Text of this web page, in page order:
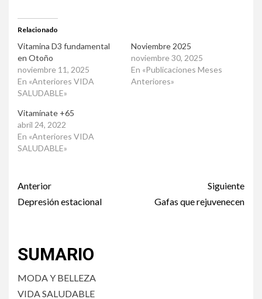
Relacionado
Vitamina D3 fundamental
en Otoño
noviembre 11, 2025
En «Anteriores VIDA
SALUDABLE»
Noviembre 2025
noviembre 30, 2025
En «Publicaciones Meses
Anteriores»
Vitamínate +65
abril 24, 2022
En «Anteriores VIDA
SALUDABLE»
Post
navigation
Anterior
Depresión estacional
Siguiente
Gafas que rejuvenecen
SUMARIO
MODA Y BELLEZA
VIDA SALUDABLE